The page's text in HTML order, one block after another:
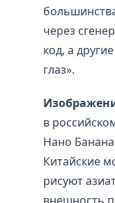
через
код, а
глаз».
в
Нано Банана
Китайские
рисуют
внешность